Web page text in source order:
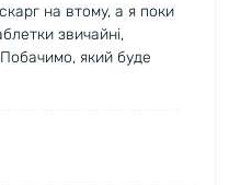
на втому, а я поки
звичайні,
який буде